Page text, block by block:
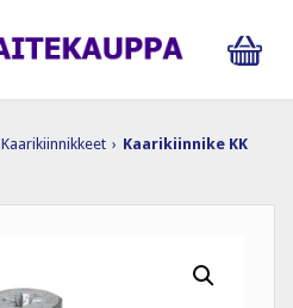
Kaarikiinnikkeet › Kaarikiinnike KK